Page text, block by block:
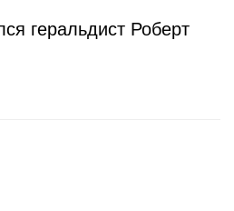
геральдист Роберт